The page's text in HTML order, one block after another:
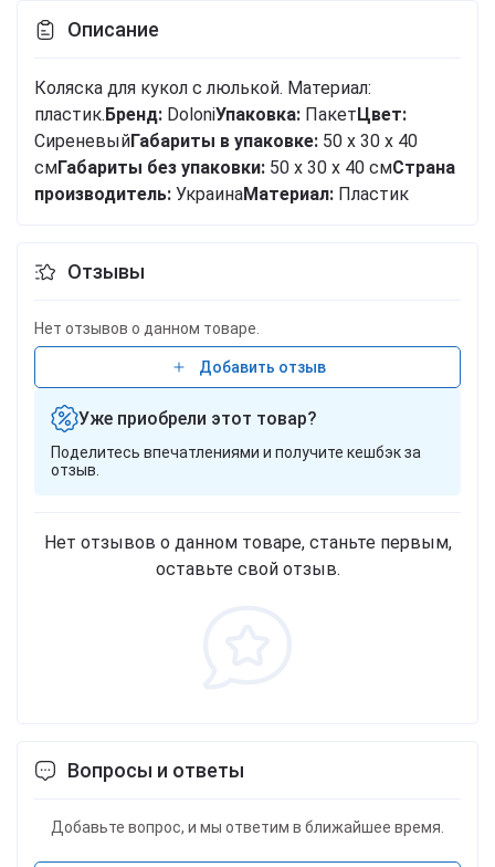
Описание
Коляска для кукол с люлькой. Материал:
пластик. Бренд: DoloniУпаковка: Пакет Цвет:
СиреневыйГабариты в упаковке: 50 x 30 x 40
смГабариты без упаковки: 50 x 30 x 40 смCтрана
производитель: УкраинаМатериал: Пластик
Отзывы
Нет отзывов о данном товаре.
Добавить отзыв
Уже приобрели этот товар?
Поделитесь впечатлениями и получите кешбэк за
отзыв.
Нет отзывов о данном товаре, станьте первым,
оставьте свой отзыв.
Вопросы и ответы
Добавьте вопрос, и мы ответим в ближайшее время.